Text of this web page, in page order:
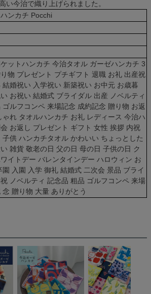
い今治で織り上げられました。
ンカチ Pocchi
ットハンカチ 今治タオル ガーゼハンカチ 3
物 プレゼント プチギフト 退職 お礼 出産祝
結婚祝い 入学祝い 新築祝い お中元 お歳暮
お祝い 結婚式 ブライダル 出産 ノベルティ
ゴルフコンペ 来場記念 成約記念 贈り物 お返
ゃれ タオルハンカチ お礼 レディース 今治ハ
お返し プレゼント ギフト 女性 挨拶 内祝
子供 ハンカチタオル かわいい ちょっとした
雑貨 敬老の日 父の日 母の日 子供の日 ク
イトデー バレンタインデー ハロウィン お
園 入園 入学 御礼 結婚式 二次会 景品 ブライ
ノベルティ 記念品 粗品 ゴルフコンペ 来場
贈り物 大量 ありがとう